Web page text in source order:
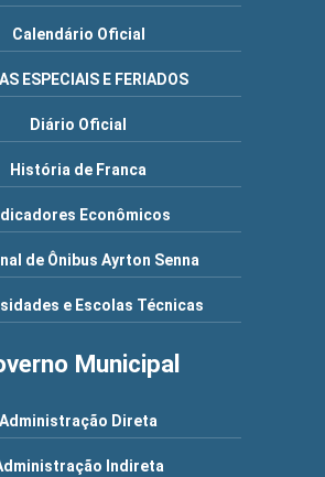
Calendário Oficial
ESPECIAIS E FERIADOS
Diário Oficial
História de Franca
Econômicos
de Ônibus Ayrton Senna
e Escolas Técnicas
Municipal
Administração Direta
Indireta